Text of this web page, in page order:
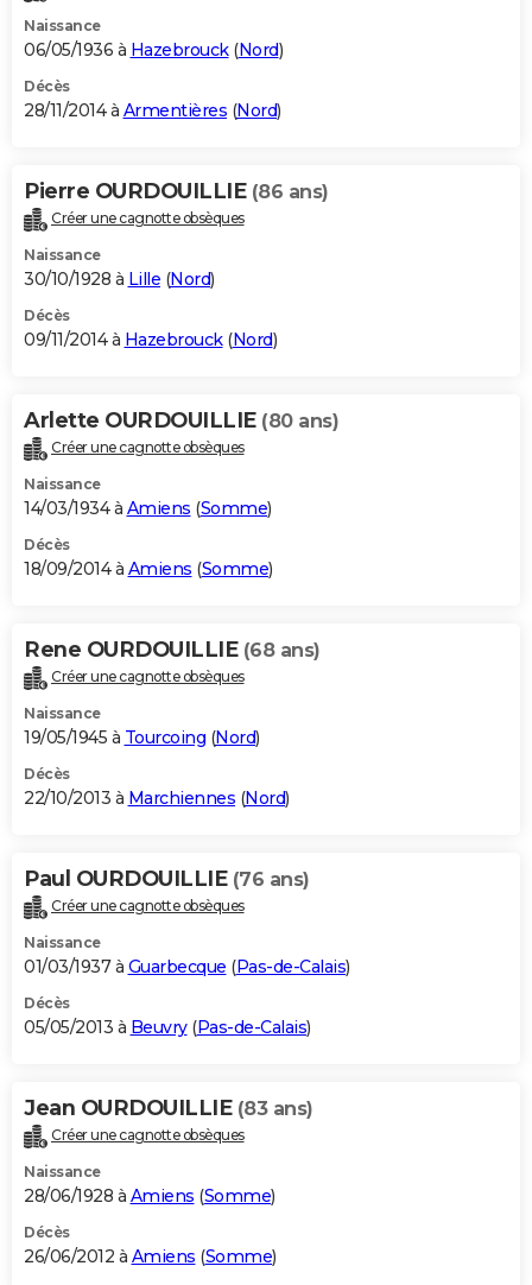
Naissance
06/05/1936 à Hazebrouck(Nord)
Décès
28/11/2014 à Armentières (Nord)
Pierre OURDOUILLIE (86 ans)
Créer une cagnotte obsèques
Naissance
30/10/1928 à Lille (Nord)
Décès
09/11/2014 à Hazebrouck(Nord)
Arlette OURDOUILLIE (80 ans)
Créer une cagnotte obsèques
Naissance
14/03/1934 à Amiens (Somme)
Décès
18/09/2014 à Amiens (Somme)
Rene OURDOUILLIE (68 ans)
Créer une cagnotte obsèques
Naissance
19/05/1945 à Tourcoing (Nord)
Décès
22/10/2013 à Marchiennes (Nord)
Paul OURDOUILLIE (76 ans)
Créer une cagnotte obsèques
Naissance
01/03/1937 à Guarbecque (Pas-de-Calais)
Décès
05/05/2013 à Beuvry(Pas-de-Calais)
Jean OURDOUILLIE (83 ans)
Créer une cagnotte obsèques
Naissance
28/06/1928 à Amiens (Somme)
Décès
26/06/2012 à Amiens (Somme)